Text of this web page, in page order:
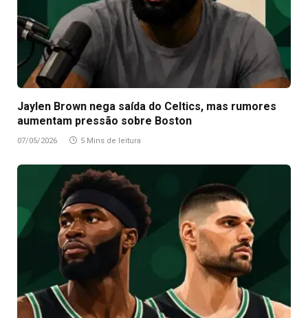
Jaylen Brown nega saída do Celtics, mas rumores
aumentam pressão sobre Boston
07/05/2026 5 Mins de leitura